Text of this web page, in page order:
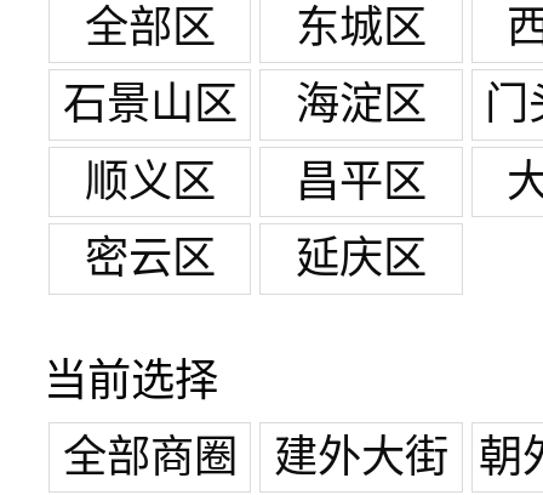
全部区
东城区
石景山区
海淀区
门
顺义区
昌平区
密云区
延庆区
当前选择
全部商圈
建外大街
朝